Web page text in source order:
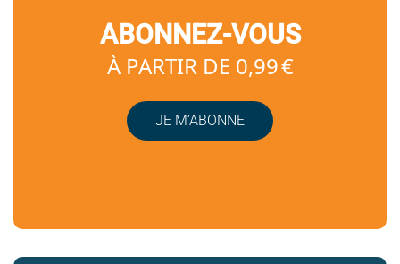
ABONNEZ-VOUS
À PARTIR DE 0,99 €
JE M’ABONNE